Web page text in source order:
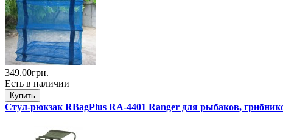
349.00грн.
Есть в наличии
Стул-рюкзак RBagPlus RA-4401 Ranger для рыбаков,